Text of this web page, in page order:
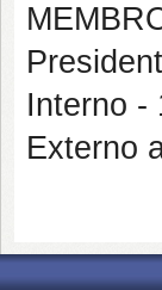
Interno -
Externo